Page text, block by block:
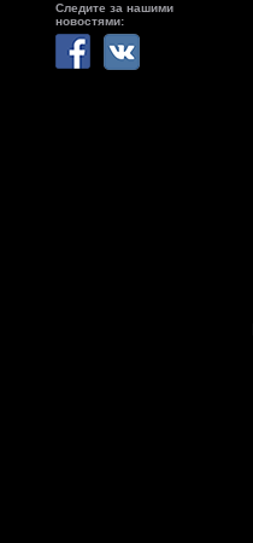
Следите за нашими
новостями: